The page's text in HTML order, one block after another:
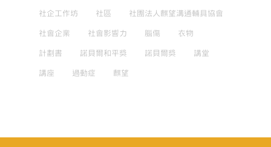
社企工作坊 社區 社團法人麒望溝通輔具協會
社會企業 社會影響力 腦傷 衣物
計劃書 諾貝爾和平獎 諾貝爾獎 講堂
講座 過動症 麒望